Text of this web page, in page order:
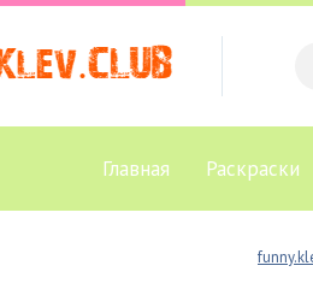
Главная Раскраски